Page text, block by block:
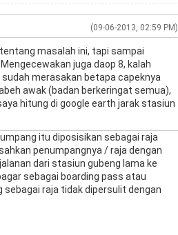
(09-06-2013, 02:59 PM)
masalah ini, tapi sampai
juga daop 8, kalah
merasakan betapa capeknya
awak (badan berkeringat semua),
hitung di google earth jarak stasiun
itu diposisikan sebagai raja
penumpangnya / raja dengan
dari stasiun gubeng lama ke
sebagai boarding pass atau
raja tidak dipersulit dengan